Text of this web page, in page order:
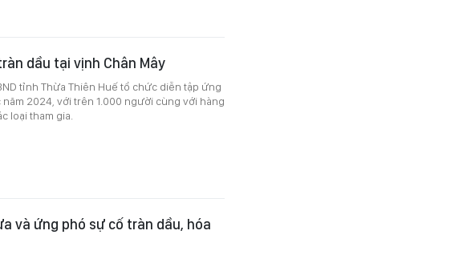
dầu tại vịnh Chân Mây
tỉnh Thừa Thiên Huế tổ chức diễn tập ứng
2024, với trên 1.000 người cùng với hàng
loại tham gia.
và ứng phó sự cố tràn dầu, hóa